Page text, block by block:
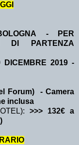
- PER
DI PARTENZA
DICEMBRE 2019 -
Forum) - Camera
inclusa
>>> 132€ a